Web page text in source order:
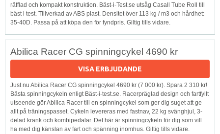
räfflad och kompakt konstruktion. Bäst-i-Test.se utsåg Casall Tube Roll till
bäst i test. Tillverkad av ABS plast. Densitet över 113 kg / m3 och hårdhet:
35-40D. Passa på att köpa den för fyndpris. Giltig tills vidare.
Abilica Racer CG spinningcykel 4690 kr
VISA ERBJUDANDE
Just nu Abilica Racer CG spinningcykel 4690 kr (7 000 kr). Spara 2 310 kr!
Bästa spinningcykeln enligt Bäst-i-test.se. Racerpräglad design och fartfyllt
utseende gör Abilica Racer till en spinningcykel som ger dig suget att ge
allt på träningspasset. Cykeln levereras med fastnav, 22 kg svänghjul, 3-
delad krank och kombipedalar. Det här är spinningcykeln för dig som vill
ha med dig känslan av fart och spänning inomhus. Giltig tills vidare.